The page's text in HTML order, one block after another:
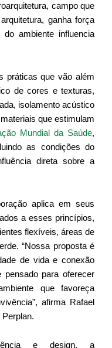
campo que
ganha força
ambiente influencia
práticas que vão além
de cores e texturas,
isolamento acústico
que estimulam
Mundial da Saúde,
as condições do
direta sobre a
aplica em seus
a esses princípios,
flexíveis, áreas de
“Nossa proposta é
de vida e conexão
para oferecer
que favoreça
afirma Rafael
e design, a